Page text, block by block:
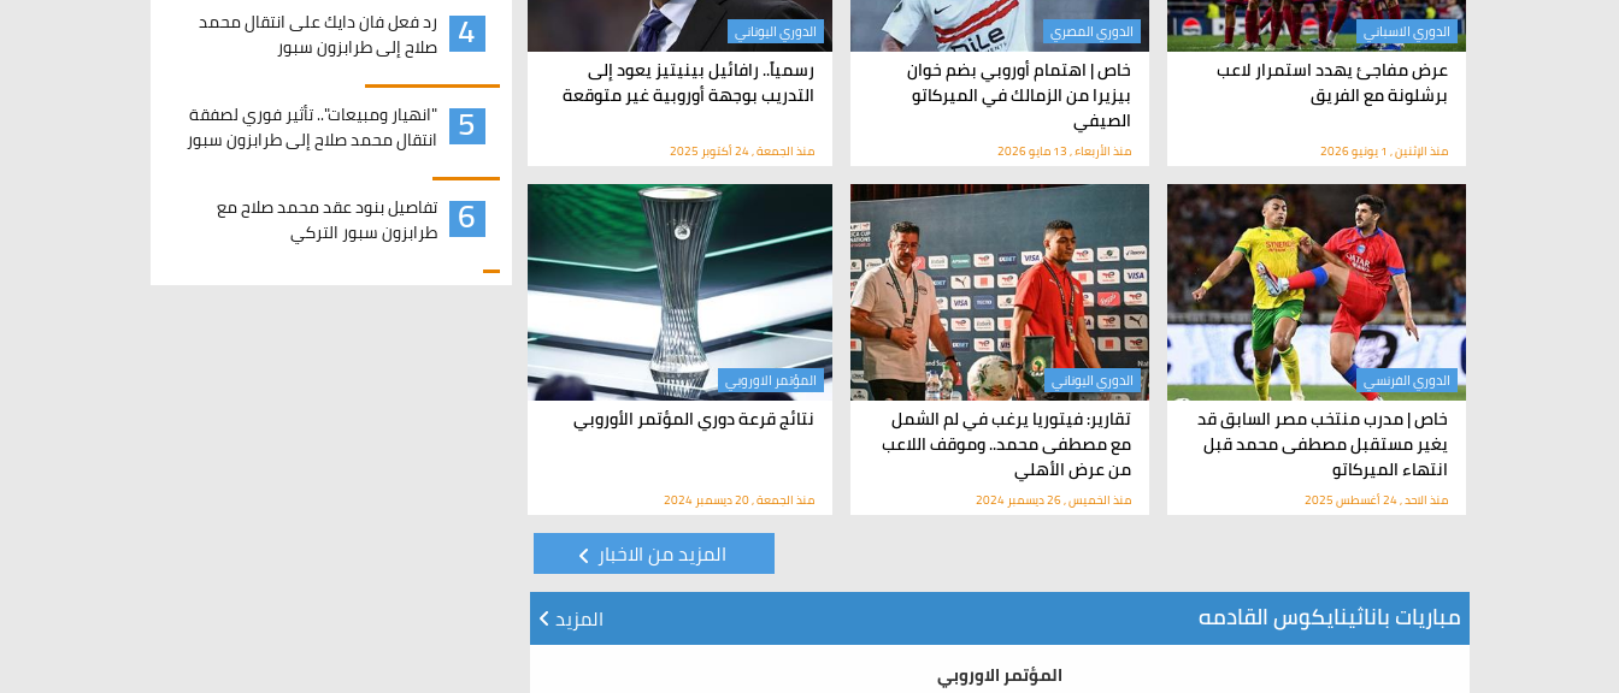
عرض مفاجئ يهدد استمرار لاعب
برشلونة مع الفريق
الدوري الاسباني
منذ الإثنين , 1 يونيو 2026
خاص | اهتمام أوروبي بضم خوان
بيزيرا من الزمالك في الميركاتو
الصيفي
الدوري المصري
منذ الأربعاء , 13 مايو 2026
رسمياً.. رافائيل بينيتيز يعود إلى
التدريب بوجهة أوروبية غير متوقعة
الدوري اليوناني
منذ الجمعة , 24 أكتوبر 2025
خاص | مدرب منتخب مصر السابق قد
يغير مستقبل مصطفى محمد قبل
انتهاء الميركاتو
الدوري الفرنسي
منذ الاحد , 24 أغسطس 2025
تقارير: فيتوريا يرغب في لم الشمل
مع مصطفى محمد.. وموقف اللاعب
من عرض الأهلي
الدوري اليوناني
منذ الخميس , 26 ديسمبر 2024
نتائج قرعة دوري المؤتمر الأوروبي
المؤتمر الاوروبي
منذ الجمعة , 20 ديسمبر 2024
المزيد من الاخبار
مباريات باناثينايكوس القادمه المزيد
المؤتمر الاوروبي
4
رد فعل فان دايك على انتقال محمد
صلاح إلى طرابزون سبور
5
"انهيار ومبيعات".. تأثير فوري لصفقة
انتقال محمد صلاح إلى طرابزون سبور
6
تفاصيل بنود عقد محمد صلاح مع
طرابزون سبور التركي